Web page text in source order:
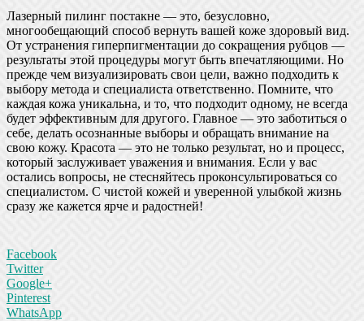
Лазерный пилинг постакне — это, безусловно,
многообещающий способ вернуть вашей коже здоровый вид.
От устранения гиперпигментации до сокращения рубцов —
результаты этой процедуры могут быть впечатляющими. Но
прежде чем визуализировать свои цели, важно подходить к
выбору метода и специалиста ответственно. Помните, что
каждая кожа уникальна, и то, что подходит одному, не всегда
будет эффективным для другого. Главное — это заботиться о
себе, делать осознанные выборы и обращать внимание на
свою кожу. Красота — это не только результат, но и процесс,
который заслуживает уважения и внимания. Если у вас
остались вопросы, не стесняйтесь проконсультироваться со
специалистом. С чистой кожей и уверенной улыбкой жизнь
сразу же кажется ярче и радостней!
Facebook
Twitter
Google+
Pinterest
WhatsApp